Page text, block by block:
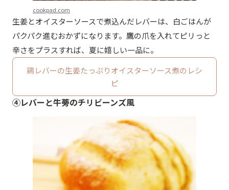
cookpad.com
生姜とオイスターソースで煮込んだレバーは、白ごはんが
パクパク進むおかずになります。鷹の爪を入れてピリっと
辛さをプラスすれば、夏に嬉しい一品に。
鶏レバーの生姜たっぷりオイスターソース煮のレシ
ピ
④レバーと牛蒡のチリビーンズ風